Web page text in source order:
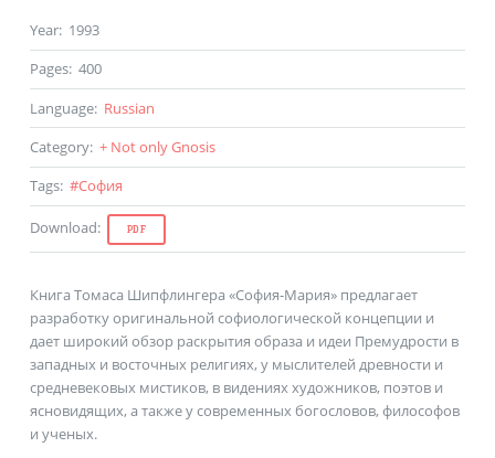
Year: 1993
Pages: 400
Language: Russian
Category: + Not only Gnosis
Tags: #София
Download: PDF
Книга Томаса Шипфлингера «София-Мария» предлагает
разработку оригинальной софиологической концепции и
дает широкий обзор раскрытия образа и идеи Премудрости в
западных и восточных религиях, у мыслителей древности и
средневековых мистиков, в видениях художников, поэтов и
ясновидящих, а также у современных богословов, философов
и ученых.